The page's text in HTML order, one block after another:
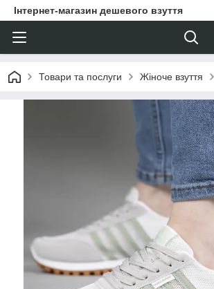
Інтернет-магазин дешевого взуття
Товари та послуги Жіноче взуття